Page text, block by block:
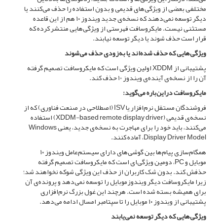
مختلفی بعضی از ویژگی‌های قدیمی و بدون استفاده را حذف می‌کنند یا
دیگر توسعه نمی‌دهند که نسخه‌ی جدید ویندوز ۱۰ هم از این قاعده
مستثنی نیست. مایکروسافت فهرستی از ویژگی‌هایی منتشر کرده که
قرار است حذف شوند یا دیگر توسعه نیابند.
ویژگی‌هایی که حذف شده‌اند یا به‌زودی حذف می‌شوند
پشتیبانی از XDDM اولین ویژگی است که مایکروسافت تصمیم گرفته
آن را از نسخه‌ی آینده‌ی ویندوز 10 حذف کند.
مایکروسافت دراین‌باره می‌گوید:
فروشندگان مستقل نرم‌افزار یا ISV (اصطلاحی در صنعت فناوری) که از
نسخه‌ی قدیمی (XDDM-based remote display driver) استفاده
می‌کنند، باید خود را برای مهاجرت به نسخه‌ی جدید، یعنی Windows
Display Driver Model، آماده کنند.
همگام‌سازی پیام‌ها بین گوشی‌ها‌ی دارای سیستم‌عامل ویندوز ۱۰
موبایل و PC، دومین ویژگی‌ای است که مایکروسافت تصمیم گرفته
حذفش کند. بدون شک کاربران از حذف این ویژگی شوکه نخواهند شد؛
زیرا مایکروسافت دیگر ویندوزموبایل را توسعه نمی‌دهد و پرونده‌ی آن
برای همیشه بسته شده است. هرچند این غول بزرگ نرم‌افزاری
پشتیبانی از ویندوز ۱۰ موبایل را تا سپتامبر امسال ادامه می‌دهد.
ویژگی‌هایی که دیگر توسعه نمی‌یابند